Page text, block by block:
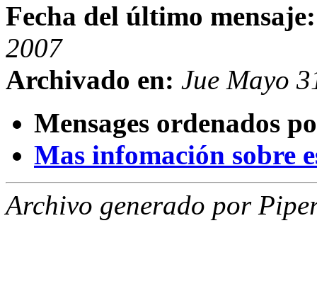
Fecha del último mensaje:
2007
Archivado en: Jue Mayo
Mensages ordenados
Mas infomación sobre
Archivo generado por